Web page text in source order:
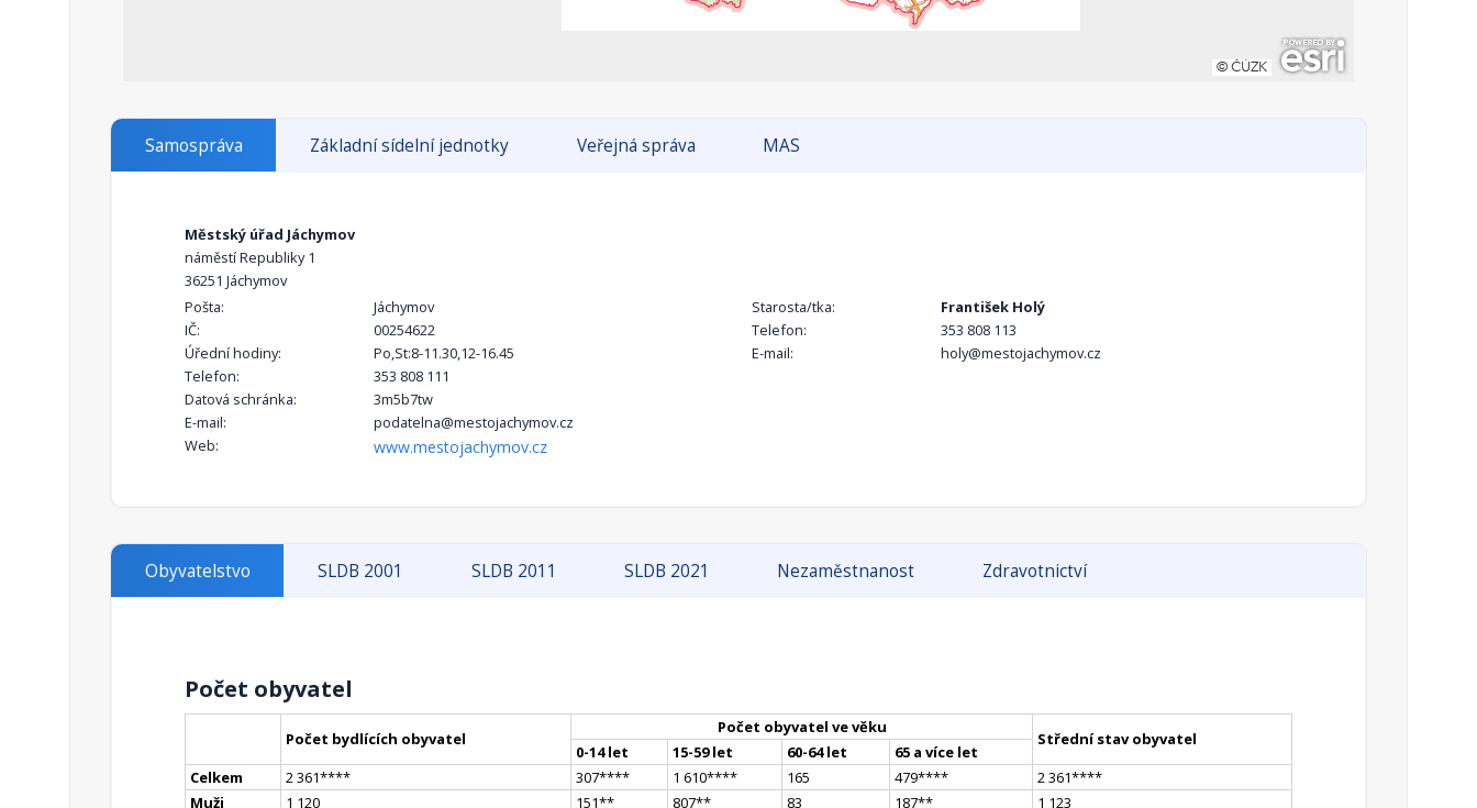
Samospráva Základní sídelní jednotky Veřejná správa MAS
Městský úřad Jáchymov
náměstí Republiky 1
36251 Jáchymov
Pošta:
Jáchymov
IČ:
00254622
Úřední hodiny:
Po,St:8-11.30,12-16.45
Telefon:
353 808 111
Datová schránka:
3m5b7tw
E-mail:
podatelna@mestojachymov.cz
Web:
www.mestojachymov.cz
Starosta/tka:
František Holý
Telefon:
353 808 113
E-mail:
holy@mestojachymov.cz
Obyvatelstvo SLDB 2001 SLDB 2011 SLDB 2021 Nezaměstnanost Zdravotnictví
Počet obyvatel
Počet bydlících obyvatel
Počet obyvatel ve věku
Střední stav obyvatel
0-14 let 15-59 let 60-64 let
65 a více let
Celkem
2 361**** 307**** 1 610**** 165 479**** 2 361****
Muži
1 120 151** 807** 83 187**
1 123